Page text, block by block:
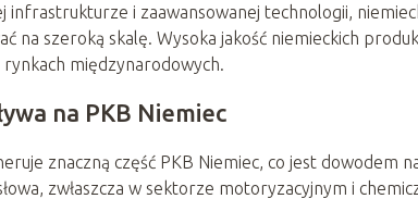
infrastrukturze i zaawansowanej technologii,
na szeroką skalę. Wysoka jakość niemieckich
międzynarodowych.
na PKB Niemiec
znaczną część PKB Niemiec, co jest dowodem
zwłaszcza w sektorze motoryzacyjnym i